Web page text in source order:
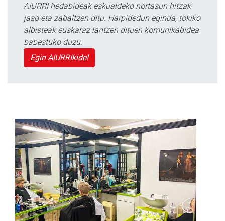
AIURRI hedabideak eskualdeko nortasun hitzak
jaso eta zabaltzen ditu. Harpidedun eginda, tokiko
albisteak euskaraz lantzen dituen komunikabidea
babestuko duzu.
Egin AIURRIkide!